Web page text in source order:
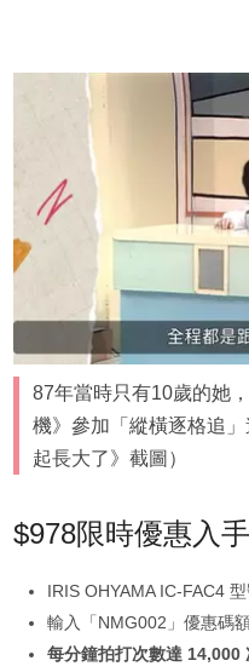
87年當時只有10歲的她
機》參加「縱橫逐格追
起長大了》截圖）
$978限時優惠入
IRIS OHYAMA IC-FAC4 型
輸入「NMG002」優惠碼
每分鐘拍打次數達 14,000